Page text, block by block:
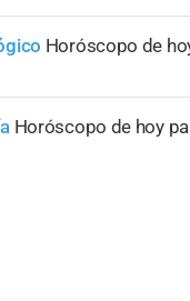
Horóscopo de
Horóscopo de hoy